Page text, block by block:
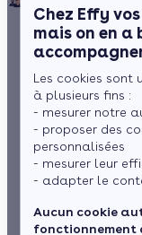
Chez Effy
mais on en a
Les cookies sont
à plusieurs fins :
- mesurer notre
- proposer des
personnalisées
- mesurer leur
- adapter le
Aucun cookie
fonctionnement
Notre équipe
A à C
moins